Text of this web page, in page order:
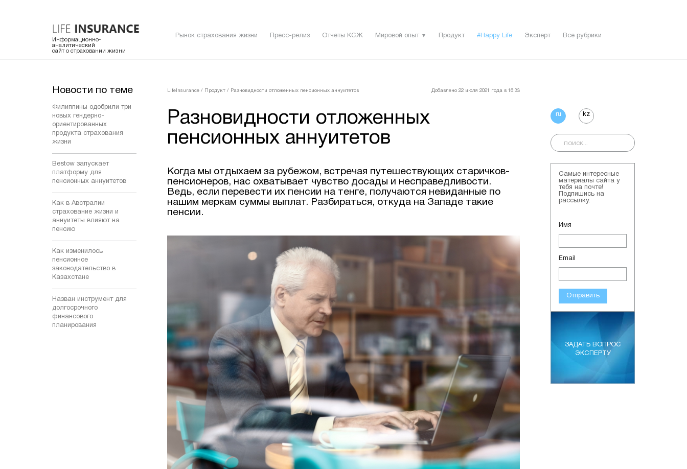
Информационно-
аналитический
сайт о страховании жизни
Рынок страхования жизни Пресс-релиз Отчеты КСЖ Мировой опыт ▼ Продукт #Happy Life Эксперт Все рубрики
Новости по теме
Филиппины одобрили три
новых гендерно-
ориентированных
продукта страхования
жизни
Bestow запускает
платформу для
пенсионных аннуитетов
Как в Австралии
страхование жизни и
аннуитеты влияют на
пенсию
Как изменилось
пенсионное
законодательство в
Казахстане
Назван инструмент для
долгосрочного
финансового
планирования
LifeInsurance / Продукт / Разновидности отложенных пенсионных аннуитетов Добавлено 22 июля 2021 года в 16:33
Разновидности отложенных
пенсионных аннуитетов
Когда мы отдыхаем за рубежом, встречая путешествующих старичков-
пенсионеров, нас охватывает чувство досады и несправедливости.
Ведь, если перевести их пенсии на тенге, получаются невиданные по
нашим меркам суммы выплат. Разбираться, откуда на Западе такие
пенсии.
ru kz
Самые интересные
материалы сайта у
тебя на почте!
Подпишись на
рассылку.
Имя
Email
Отправить
ЗАДАТЬ ВОПРОС
ЭКСПЕРТУ